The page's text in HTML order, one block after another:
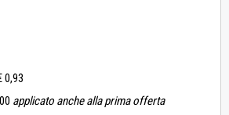
0,93
applicato anche alla prima offerta